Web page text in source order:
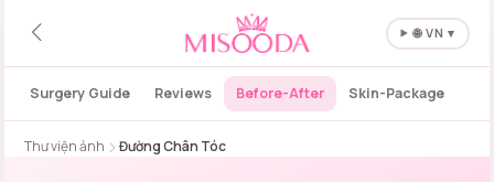
🌐 VN ▾
Surgery Guide Reviews Before-After Skin-Package
Thư viện ảnh Đường Chân Tóc